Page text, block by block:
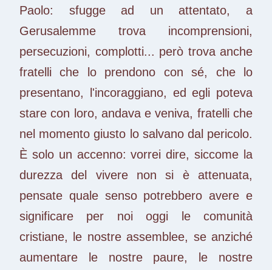
Paolo: sfugge ad un attentato, a
Gerusalemme trova incomprensioni,
persecuzioni, complotti... però trova anche
fratelli che lo prendono con sé, che lo
presentano, l'incoraggiano, ed egli poteva
stare con loro, andava e veniva, fratelli che
nel momento giusto lo salvano dal pericolo.
È solo un accenno: vorrei dire, siccome la
durezza del vivere non si è attenuata,
pensate quale senso potrebbero avere e
significare per noi oggi le comunità
cristiane, le nostre assemblee, se anziché
aumentare le nostre paure, le nostre